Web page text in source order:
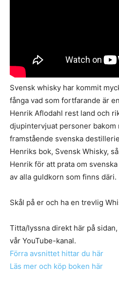
Svensk whisky har kommit
fånga vad som fortfarande är
Henrik Aflodahl rest land och
djupintervjuat personer bakom
framstående svenska
Henriks bok, Svensk Whisky,
Henrik för att prata om
av alla guldkorn som finns däri.
Skål på er och ha en trevlig
Titta/lyssna direkt här på
vår YouTube-kanal.
Förra avsnittet hittar du här
Läs mer och köp boken här